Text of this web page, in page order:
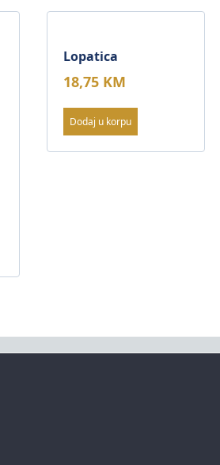
Lopatica
18,75 KM
Dodaj u korpu